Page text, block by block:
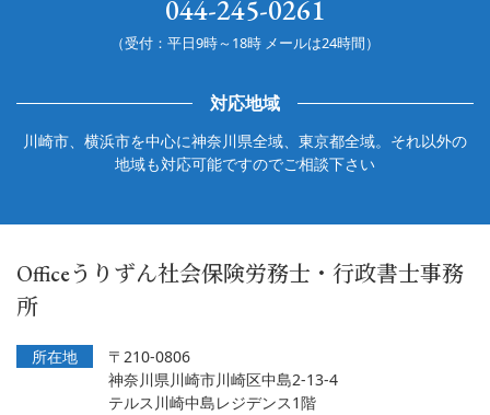
044-245-0261
（受付：平日9時～18時 メールは24時間）
対応地域
川崎市、横浜市を中心に神奈川県全域、東京都全域。それ以外の
地域も対応可能ですのでご相談下さい
Officeうりずん社会保険労務士・行政書士事務
所
所在地
〒210-0806
神奈川県川崎市川崎区中島2-13-4
テルス川崎中島レジデンス1階